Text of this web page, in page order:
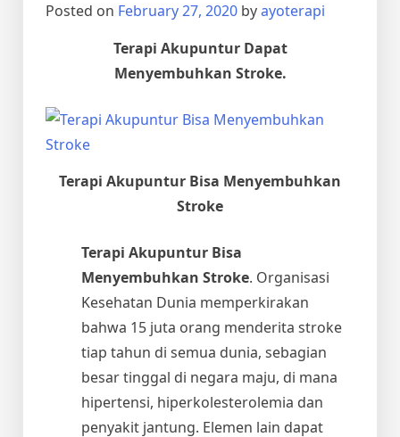
Posted on February 27, 2020 byayoterapi
Terapi Akupuntur Dapat
Menyembuhkan Stroke.
Terapi Akupuntur Bisa Menyembuhkan
Stroke
Terapi Akupuntur Bisa
Menyembuhkan Stroke. Organisasi
Kesehatan Dunia memperkirakan
bahwa 15 juta orang menderita stroke
tiap tahun di semua dunia, sebagian
besar tinggal di negara maju, di mana
hipertensi, hiperkolesterolemia dan
penyakit jantung. Elemen lain dapat